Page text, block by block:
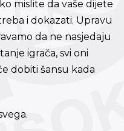
mislite da vaše dijete
i dokazati. Upravu
da ne nasjedaju
igrača, svi oni
dobiti šansu kada